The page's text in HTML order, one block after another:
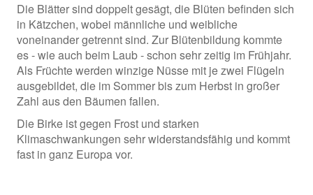
Die Blätter sind doppelt gesägt, die Blüten befinden sich
in Kätzchen, wobei männliche und weibliche
voneinander getrennt sind. Zur Blütenbildung kommte
es - wie auch beim Laub - schon sehr zeitig im Frühjahr.
Als Früchte werden winzige Nüsse mit je zwei Flügeln
ausgebildet, die im Sommer bis zum Herbst in großer
Zahl aus den Bäumen fallen.
Die Birke ist gegen Frost und starken
Klimaschwankungen sehr widerstandsfähig und kommt
fast in ganz Europa vor.